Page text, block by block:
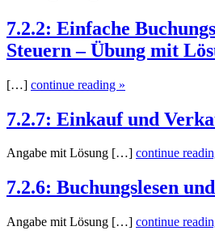
7.2.2: Einfache
Steuern – Übung mit
[…] continue reading »
7.2.7: Einkauf und
Angabe mit Lösung […] continue
7.2.6: Buchungslesen
Angabe mit Lösung […] continue